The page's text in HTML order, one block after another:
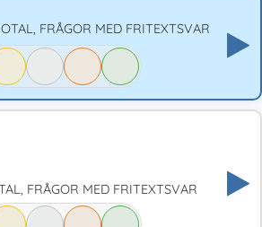
FRÅGOR MED FRITEXTSVAR
FRÅGOR MED FRITEXTSVAR